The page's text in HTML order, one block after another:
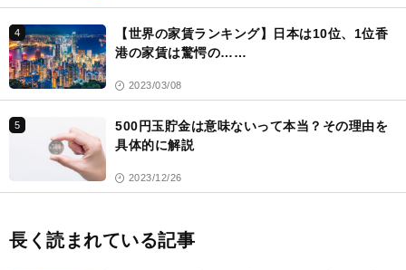
4
【世界の家賃ランキング】日本は10位、1位香
港の家賃は驚愕の……
2023/03/08
5
500円玉貯金は意味ないって本当？その理由を
具体的に解説
2023/12/26
長く読まれている記事